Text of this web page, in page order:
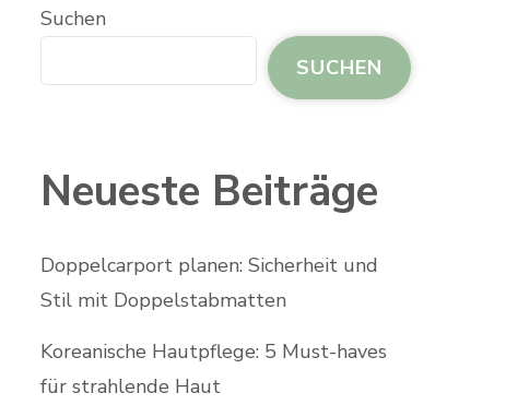
Suchen
SUCHEN
Neueste Beiträge
Doppelcarport planen: Sicherheit und
Stil mit Doppelstabmatten
Koreanische Hautpflege: 5 Must-haves
für strahlende Haut